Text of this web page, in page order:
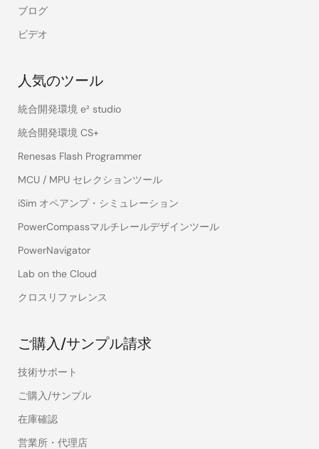
ブログ
ビデオ
人気のツール
統合開発環境 e² studio
統合開発環境 CS+
Renesas Flash Programmer
MCU / MPU セレクションツール
iSim オペアンプ・シミュレーション
PowerCompassマルチレールデザインツール
PowerNavigator
Lab on the Cloud
クロスリファレンス
ご購入/サンプル請求
技術サポート
ご購入/サンプル
在庫確認
営業所・代理店